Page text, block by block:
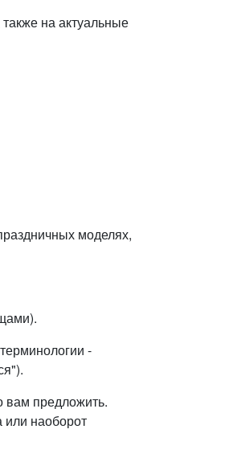
на актуальные
моделях,
-
вам предложить.
или наоборот